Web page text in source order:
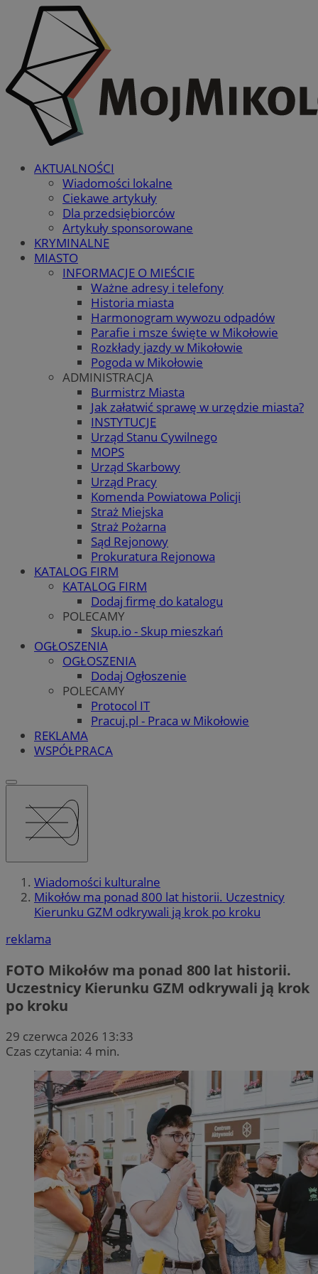
AKTUALNOŚCI
Wiadomości lokalne
Ciekawe artykuły
Dla przedsiębiorców
Artykuły sponsorowane
KRYMINALNE
MIASTO
INFORMACJE O MIEŚCIE
Ważne adresy i telefony
Historia miasta
Harmonogram wywozu odpadów
Parafie i msze święte w Mikołowie
Rozkłady jazdy w Mikołowie
Pogoda w Mikołowie
ADMINISTRACJA
Burmistrz Miasta
Jak załatwić sprawę w urzędzie miasta?
INSTYTUCJE
Urząd Stanu Cywilnego
MOPS
Urząd Skarbowy
Urząd Pracy
Komenda Powiatowa Policji
Straż Miejska
Straż Pożarna
Sąd Rejonowy
Prokuratura Rejonowa
KATALOG FIRM
KATALOG FIRM
Dodaj firmę do katalogu
POLECAMY
Skup.io - Skup mieszkań
OGŁOSZENIA
OGŁOSZENIA
Dodaj Ogłoszenie
POLECAMY
Protocol IT
Pracuj.pl - Praca w Mikołowie
REKLAMA
WSPÓŁPRACA
Wiadomości kulturalne
Mikołów ma ponad 800 lat historii. Uczestnicy
Kierunku GZM odkrywali ją krok po kroku
reklama
FOTO Mikołów ma ponad 800 lat historii.
Uczestnicy Kierunku GZM odkrywali ją krok
po kroku
29 czerwca 2026 13:33
Czas czytania: 4 min.